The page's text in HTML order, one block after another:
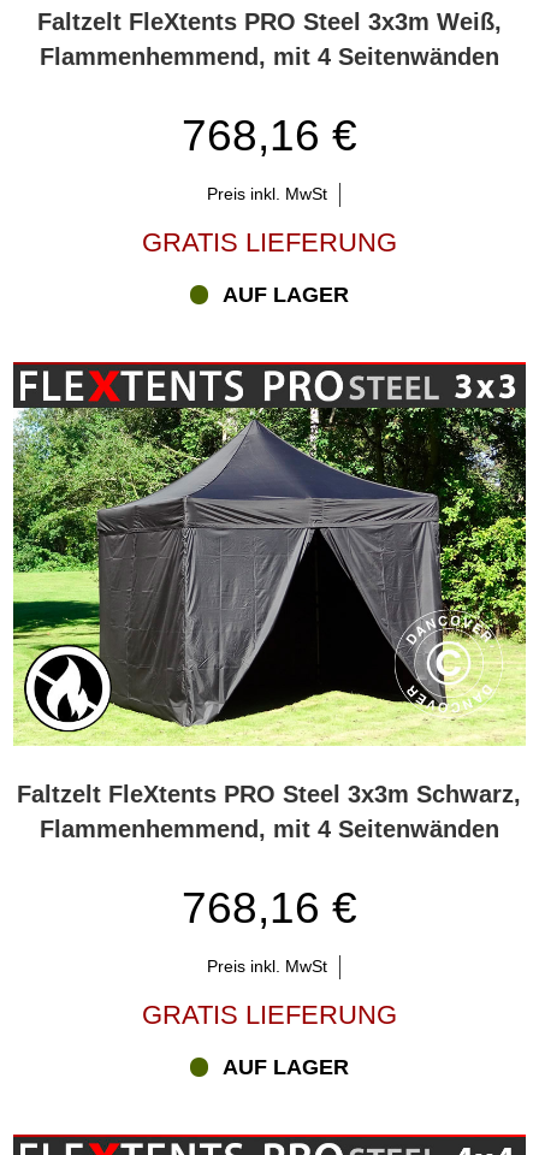
Faltzelt FleXtents PRO Steel 3x3m Weiß,
Flammenhemmend, mit 4 Seitenwänden
768,16 €
Preis inkl. MwSt
GRATIS LIEFERUNG
AUF LAGER
Faltzelt FleXtents PRO Steel 3x3m Schwarz,
Flammenhemmend, mit 4 Seitenwänden
768,16 €
Preis inkl. MwSt
GRATIS LIEFERUNG
AUF LAGER